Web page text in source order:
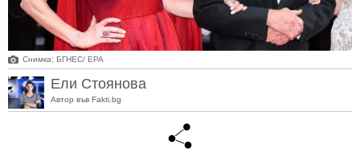
Снимка: БГНЕС/ EPA
Ели Стоянова
Автор във Fakti.bg